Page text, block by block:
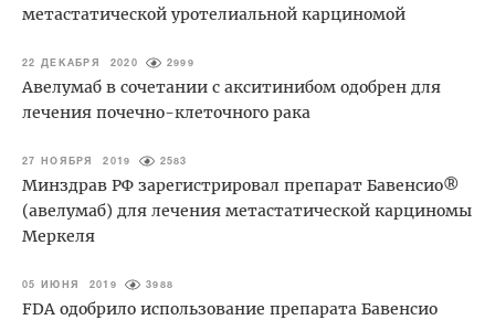
метастатической уротелиальной карциномой
22 ДЕКАБРЯ 2020 2999
Авелумаб в сочетании с акситинибом одобрен для
лечения почечно-клеточного рака
27 НОЯБРЯ 2019 2583
Минздрав РФ зарегистрировал препарат Бавенсио®
(авелумаб) для лечения метастатической карциномы
Меркеля
05 ИЮНЯ 2019 3988
FDA одобрило использование препарата Бавенсио